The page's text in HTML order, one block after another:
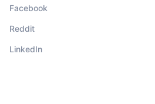
Facebook
Reddit
LinkedIn